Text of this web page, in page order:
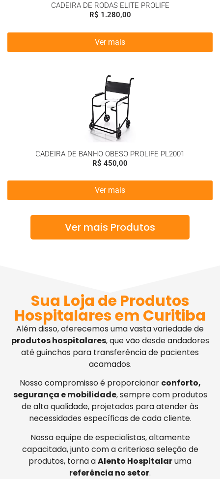
CADEIRA DE RODAS ELITE PROLIFE
R$ 1.280,00
Ver mais
CADEIRA DE BANHO OBESO PROLIFE PL2001
R$ 450,00
Ver mais
Ver mais Produtos
Sua Loja de Produtos
Hospitalares em Curitiba
Além disso, oferecemos uma vasta variedade de
produtos hospitalares, que vão desde andadores
até guinchos para transferência de pacientes
acamados.
Nosso compromisso é proporcionar conforto,
segurança e mobilidade, sempre com produtos
de alta qualidade, projetados para atender às
necessidades específicas de cada cliente.
Nossa equipe de especialistas, altamente
capacitada, junto com a criteriosa seleção de
produtos, torna aAlento Hospitalaruma
referência no setor.